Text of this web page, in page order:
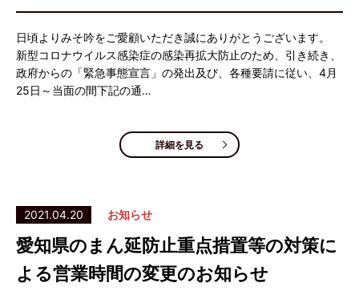
日頃よりみそ吟をご愛顧いただき誠にありがとうございます。
新型コロナウイルス感染症の感染再拡大防止のため、引き続き、
政府からの「緊急事態宣言」の発出及び、各種要請に従い、4月
25日～当面の間下記の通…
詳細を見る
2021.04.20 お知らせ
愛知県のまん延防止重点措置等の対策に
よる営業時間の変更のお知らせ